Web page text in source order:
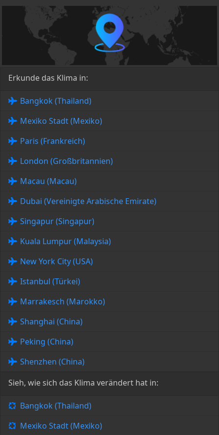
Erkunde das Klima in:
Bangkok (Thailand)
Mexiko Stadt (Mexiko)
Paris (Frankreich)
London (Großbritannien)
Macau (Macau)
Dubai (Vereinigte Arabische Emirate)
Singapur (Singapur)
Kuala Lumpur (Malaysia)
New York City (USA)
Istanbul (Türkei)
Marrakesch (Marokko)
Shanghai (China)
Peking (China)
Shenzhen (China)
Sieh, wie sich das Klima verändert hat in:
Bangkok (Thailand)
Mexiko Stadt (Mexiko)